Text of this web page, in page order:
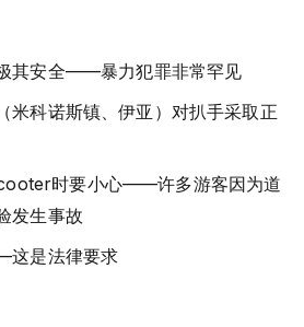
其安全——暴力犯罪非常罕见
米科诺斯镇、伊亚）对扒手采取正
时要小心——许多游客因为道
发生事故
是法律要求